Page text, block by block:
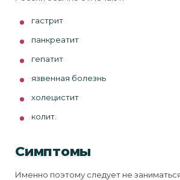
гастрит
панкреатит
гепатит
язвенная болезнь
холецистит
колит.
Симптомы
Именно поэтому следует не